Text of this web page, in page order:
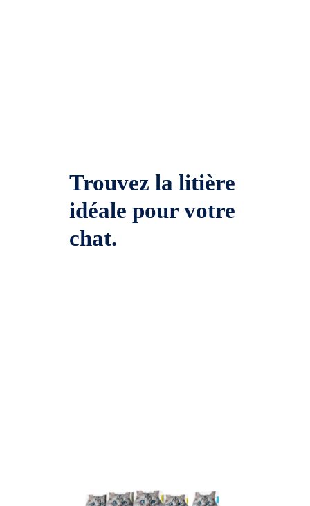
Trouvez la litière
idéale pour votre
chat.